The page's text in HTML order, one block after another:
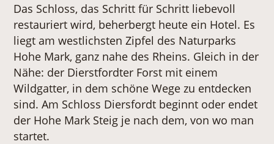
Das Schloss, das Schritt für Schritt liebevoll
restauriert wird, beherbergt heute ein Hotel. Es
liegt am westlichsten Zipfel des Naturparks
Hohe Mark, ganz nahe des Rheins. Gleich in der
Nähe: der Dierstfordter Forst mit einem
Wildgatter, in dem schöne Wege zu entdecken
sind. Am Schloss Diersfordt beginnt oder endet
der Hohe Mark Steig je nach dem, von wo man
startet.